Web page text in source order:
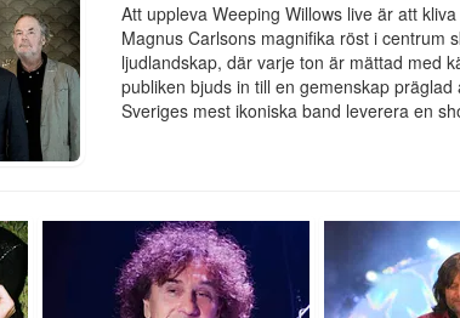
Att uppleva Weeping Willows live är att
Magnus Carlsons magnifika röst i centrum
ljudlandskap, där varje ton är mättad med
publiken bjuds in till en gemenskap
Sveriges mest ikoniska band leverera en